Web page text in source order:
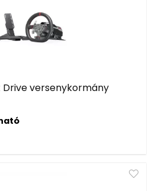
Drive versenykormány